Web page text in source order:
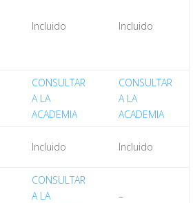
Incluido Incluido
CONSULTAR
A LA
ACADEMIA
CONSULTAR
A LA
ACADEMIA
Incluido Incluido
CONSULTAR
A LA
–